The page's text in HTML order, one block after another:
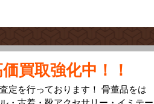
買取強化中！！
定を行っております！ 骨董品をは